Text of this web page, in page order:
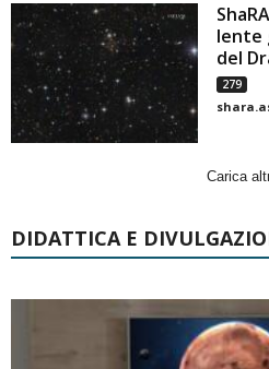
lente
del
279
Carica
DIDATTICA E